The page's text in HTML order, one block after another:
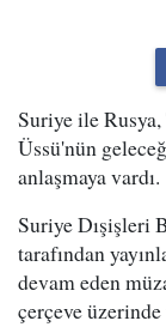
Suriye ile
Üssü'nün
anlaşmaya vardı.
Suriye Dışişleri
tarafından
devam eden
çerçeve üzerinde